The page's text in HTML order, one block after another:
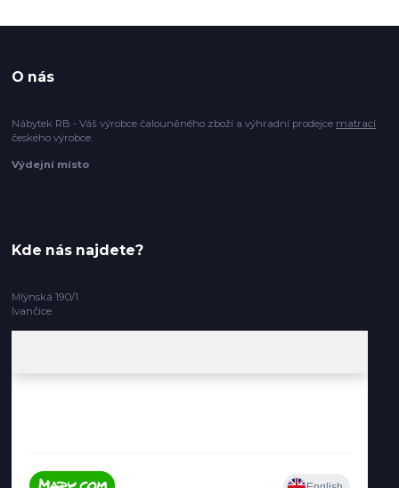
O nás
Nábytek RB - Váš výrobce čalouněného zboží a výhradní prodejce matrací
českého výrobce.
Výdejní místo
Kde nás najdete?
Mlýnská 190/1
Ivančice